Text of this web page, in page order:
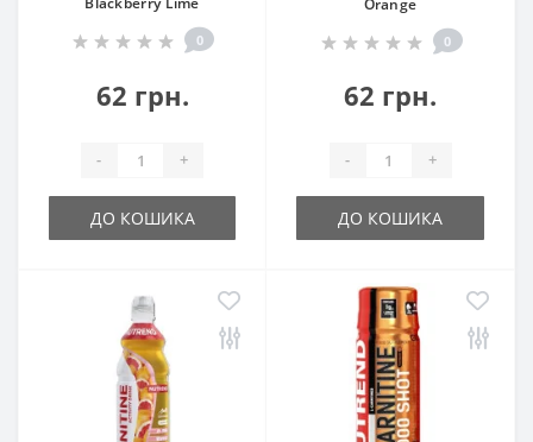
0
62 грн.
- +
ДО КОШИКА
0
62 грн.
- +
ДО КОШИКА